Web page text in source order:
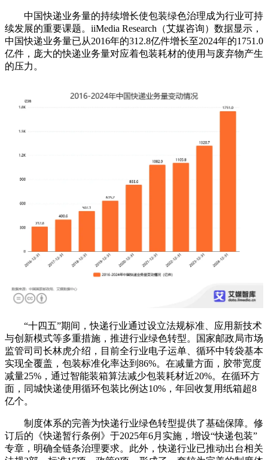
中国快递业务量的持续增长使包装绿色治理成为行业可持
续发展的重要课题。iiMedia Research（艾媒咨询）数据显示，
中国快递业务量已从2016年的312.8亿件增长至2024年的1751.0
亿件，庞大的快递业务量对应着包装耗材的使用与废弃物产生
的压力。
“十四五”期间，快递行业通过设立法规标准、应用新技术
与创新模式等多重措施，推进行业绿色转型。国家邮政局市场
监管司司长林虎介绍，目前全行业电子运单、循环中转袋基本
实现全覆盖，包装标准化率达到86%。在减量方面，胶带宽度
减量25%，通过智能装箱算法减少包装耗材近20%。在循环方
面，同城快递使用循环包装比例达10%，年回收复用纸箱超8
亿个。
制度体系的完善为快递行业绿色转型提供了基础保障。修
订后的《快递暂行条例》于2025年6月实施，增设“快递包装”
专章，明确全链条治理要求。此外，快递行业已推动出台相关